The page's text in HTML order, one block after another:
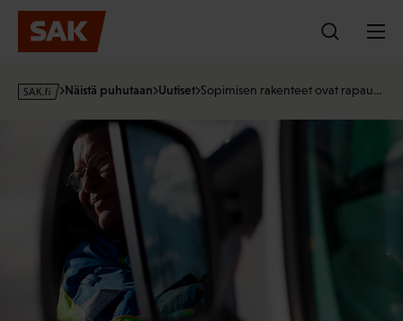
Hyppää
sisältöön
s
Näistä puhutaan Uutiset Sopimisen rakenteet ovat rapau…